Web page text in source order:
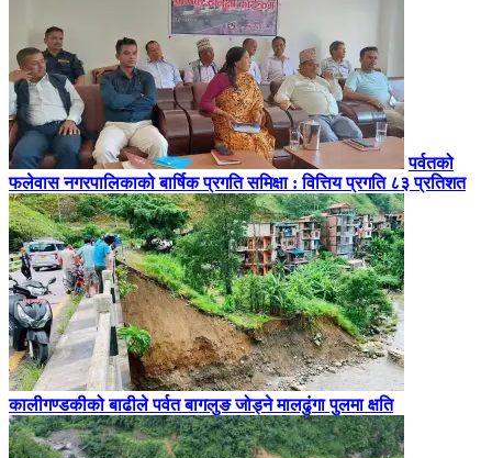
पर्वतको
फलेवास नगरपालिकाको बार्षिक प्रगति समिक्षा : वित्तिय प्रगति ८३ प्रतिशत
कालीगण्डकीको बाढीले पर्वत बागलुङ जोड्ने मालढुंगा पुलमा क्षति